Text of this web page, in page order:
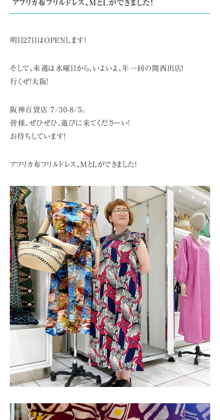
アフリカ布フリルドレス、MとLができました!
明日27日はOPENします!
そして、来週は水曜日から、いよいよ、年一回の関西出店!
行くぜ!大阪!
阪神百貨店 7/30-8/5。
皆様、ぜひぜひ、遊びに来てくださーい!
お待ちしています!
アフリカ布フリルドレス、MとLができました!